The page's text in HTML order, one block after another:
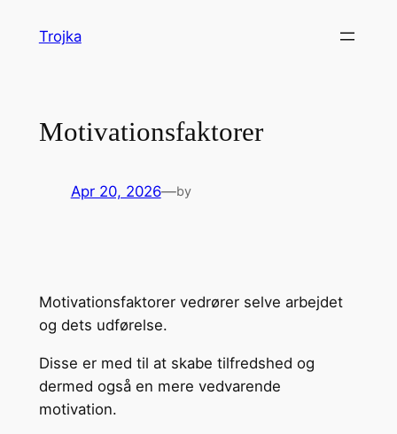
Trojka
Motivationsfaktorer
Apr 20, 2026—by
Motivationsfaktorer vedrører selve arbejdet
og dets udførelse.
Disse er med til at skabe tilfredshed og
dermed også en mere vedvarende
motivation.